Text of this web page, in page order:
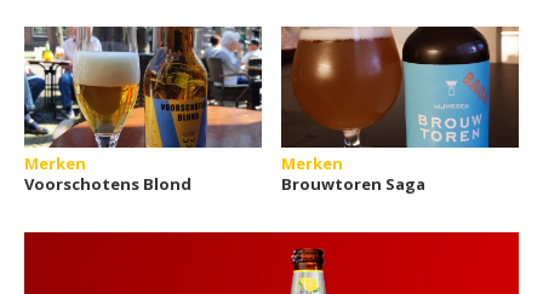
Merken
Voorschotens Blond
Merken
Brouwtoren Saga